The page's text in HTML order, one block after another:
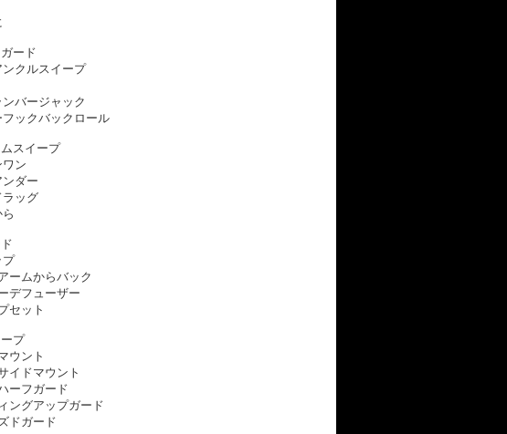
ード
クルスイープ
バージャック
ックバックロール
スイープ
ン
ダー
ッグ
プ
ームからバック
デフューザー
セット
プ
ウント
イドマウント
ーフガード
ングアップガード
ドガード